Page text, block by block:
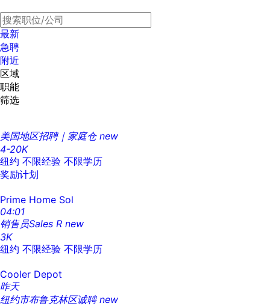
最新
急聘
附近
区域
职能
筛选
美国地区招聘｜家庭仓 new
4-20K
纽约 不限经验 不限学历
奖励计划
Prime Home Sol
04:01
销售员Sales R new
3K
纽约 不限经验 不限学历
Cooler Depot
昨天
纽约市布鲁克林区诚聘 new